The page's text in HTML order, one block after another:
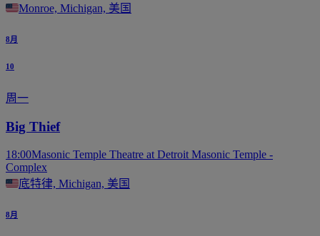
Monroe, Michigan, 美国
8月
10
周一
Big Thief
18:00Masonic Temple Theatre at Detroit Masonic Temple -
Complex
底特律, Michigan, 美国
8月